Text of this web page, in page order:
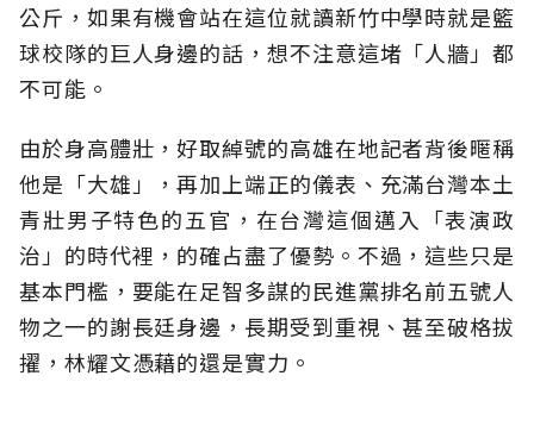
公斤，如果有機會站在這位就讀新竹中學時就是籃
球校隊的巨人身邊的話，想不注意這堵「人牆」都
不可能。
由於身高體壯，好取綽號的高雄在地記者背後暱稱
他是「大雄」，再加上端正的儀表、充滿台灣本土
青壯男子特色的五官，在台灣這個邁入「表演政
治」的時代裡，的確占盡了優勢。不過，這些只是
基本門檻，要能在足智多謀的民進黨排名前五號人
物之一的謝長廷身邊，長期受到重視、甚至破格拔
擢，林耀文憑藉的還是實力。